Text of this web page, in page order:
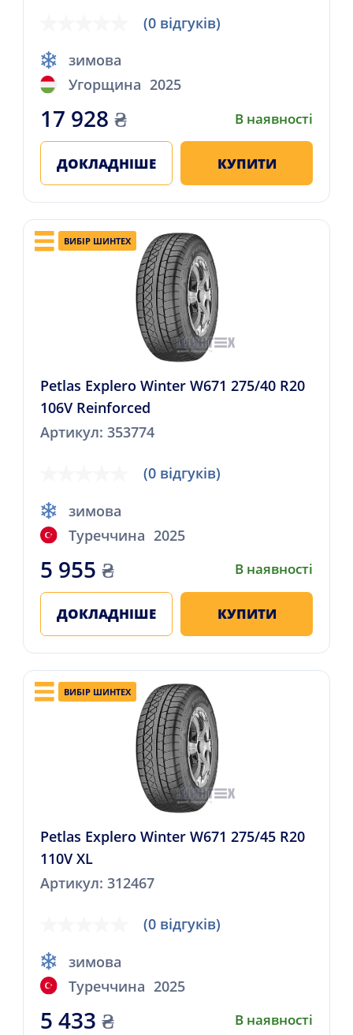
(0 відгуків)
зимова
Угорщина 2025
17 928 ₴ В наявності
ДОКЛАДНІШЕ КУПИТИ
ВИБІР ШИНТЕХ
Petlas Explero Winter W671 275/40 R20
106V Reinforced
Артикул: 353774
(0 відгуків)
зимова
Туреччина 2025
5 955 ₴ В наявності
ДОКЛАДНІШЕ КУПИТИ
ВИБІР ШИНТЕХ
Petlas Explero Winter W671 275/45 R20
110V XL
Артикул: 312467
(0 відгуків)
зимова
Туреччина 2025
5 433 ₴ В наявності